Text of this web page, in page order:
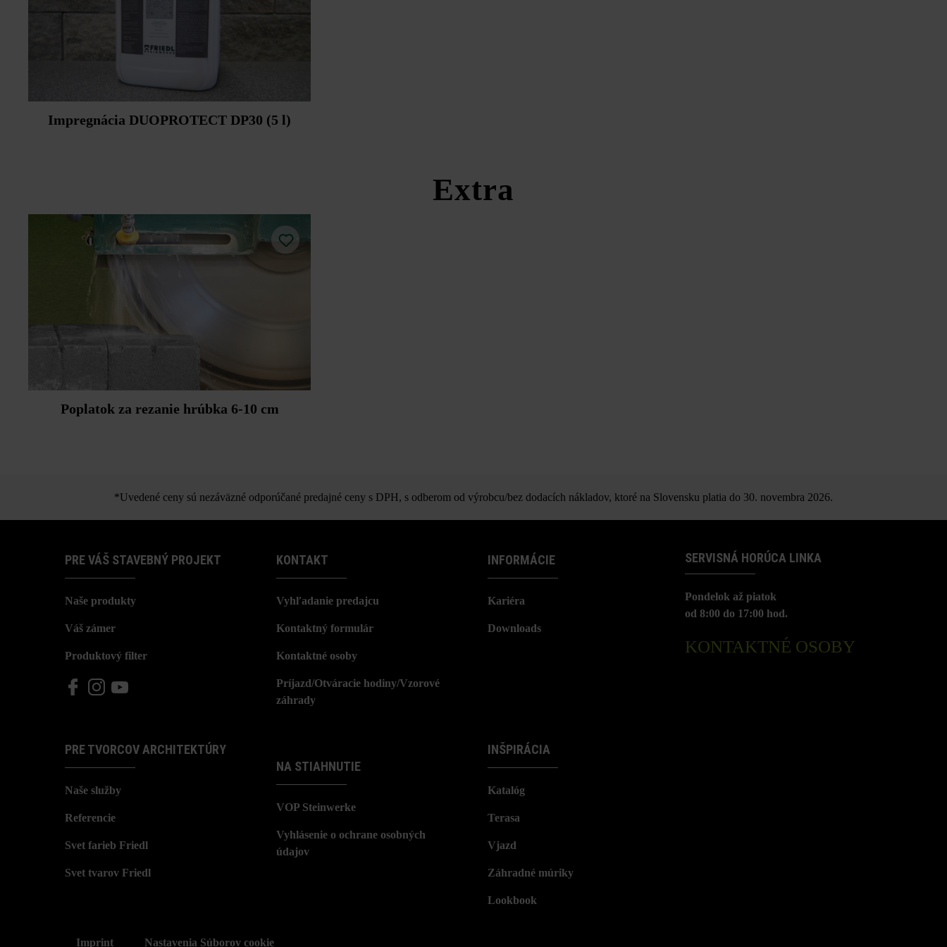
Impregnácia DUOPROTECT DP30 (5 l)
Extra
Poplatok za rezanie hrúbka 6-10 cm
*Uvedené ceny sú nezáväzné odporúčané predajné ceny s DPH, s odberom od výrobcu/bez dodacích nákladov, ktoré na Slovensku platia do 30. novembra 2026.
PRE VÁŠ STAVEBNÝ PROJEKT
Naše produkty
Váš zámer
Produktový filter
PRE TVORCOV ARCHITEKTÚRY
Naše služby
Referencie
Svet farieb Friedl
Svet tvarov Friedl
KONTAKT
Vyhľadanie predajcu
Kontaktný formulár
Kontaktné osoby
Príjazd/Otváracie hodiny/Vzorové
záhrady
NA STIAHNUTIE
VOP Steinwerke
Vyhlásenie o ochrane osobných
údajov
INFORMÁCIE
Kariéra
Downloads
INŠPIRÁCIA
Katalóg
Terasa
Vjazd
Záhradné múriky
Lookbook
SERVISNÁ HORÚCA LINKA
Pondelok až piatok
od 8:00 do 17:00 hod.
KONTAKTNÉ OSOBY
Imprint Nastavenia Súborov cookie